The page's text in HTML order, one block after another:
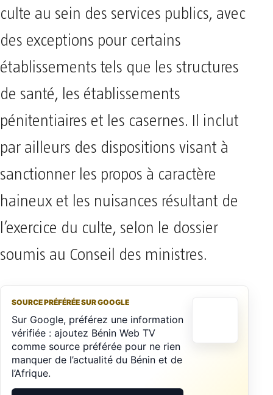
culte au sein des services publics, avec
des exceptions pour certains
établissements tels que les structures
de santé, les établissements
pénitentiaires et les casernes. Il inclut
par ailleurs des dispositions visant à
sanctionner les propos à caractère
haineux et les nuisances résultant de
l’exercice du culte, selon le dossier
soumis au Conseil des ministres.
SOURCE PRÉFÉRÉE SUR GOOGLE
Sur Google, préférez une information
vérifiée : ajoutez Bénin Web TV
comme source préférée pour ne rien
manquer de l’actualité du Bénin et de
l’Afrique.